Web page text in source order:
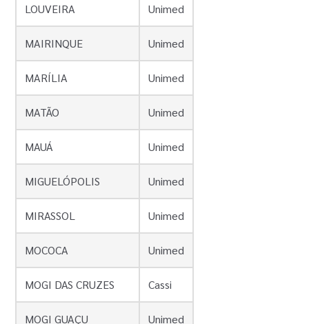
LOUVEIRA Unimed
MAIRINQUE Unimed
MARÍLIA Unimed
MATÃO Unimed
MAUÁ Unimed
MIGUELÓPOLIS Unimed
MIRASSOL Unimed
MOCOCA Unimed
MOGI DAS CRUZES Cassi
MOGI GUAÇU Unimed